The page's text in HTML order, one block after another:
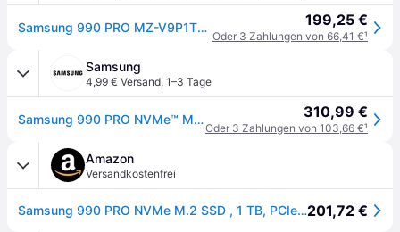
Samsung 990 PRO MZ-V9P1T0BW - SSD - verschlüsselt - 1 TB - intern - M.2 2280 199,25 €
Oder 3 Zahlungen von 66,41 €¹
Samsung
4,99 € Versand, 1–3 Tage
Samsung 990 PRO NVMe™ M.2 SSD - 1 TB Black 310,99 €
Oder 3 Zahlungen von 103,66 €¹
Amazon
Versandkostenfrei
Samsung 990 PRO NVMe M.2 SSD , 1 TB, PCIe 4.0, 7.450 MB/s Lesen, 6.900 MB/s Schreiben, Interne SSD für Gaming und Videobearbeitung, Schwarz, MZ-V9P1T0BW201,72 €